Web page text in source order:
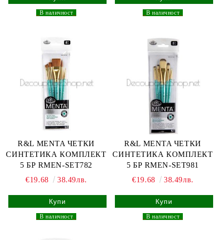
В наличност В наличност
R&L MENTA ЧЕТКИ
СИНТЕТИКА КОМПЛЕКТ
5 БР RMEN-SET782
€19.68
38.49лв.
В наличност
R&L MENTA ЧЕТКИ
СИНТЕТИКА КОМПЛЕКТ
5 БР RMEN-SET981
€19.68
38.49лв.
В наличност